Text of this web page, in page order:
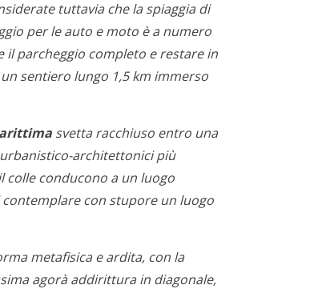
tuttavia che la spiaggia di
per le auto e moto è a numero
parcheggio completo e restare in
sentiero lungo 1,5 km immerso
svetta racchiuso entro una
architettonici più
colle conducono a un luogo
contemplare con stupore un luogo
metafisica e ardita, con la
agorà addirittura in diagonale,